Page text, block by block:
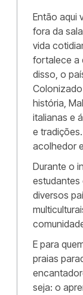
Então aqui
fora da
vida
fortalece a
disso, o
história,
italianas e
e
acolhedor
Durante o
estudantes
diversos
E para
praias
seja: o